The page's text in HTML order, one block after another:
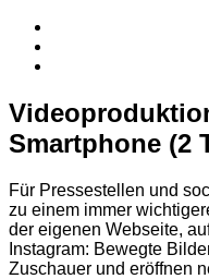
Smartphone (2
Für Pressestellen und
zu einem immer
der eigenen Webseite,
Instagram: Bewegte
Zuschauer und eröffnen